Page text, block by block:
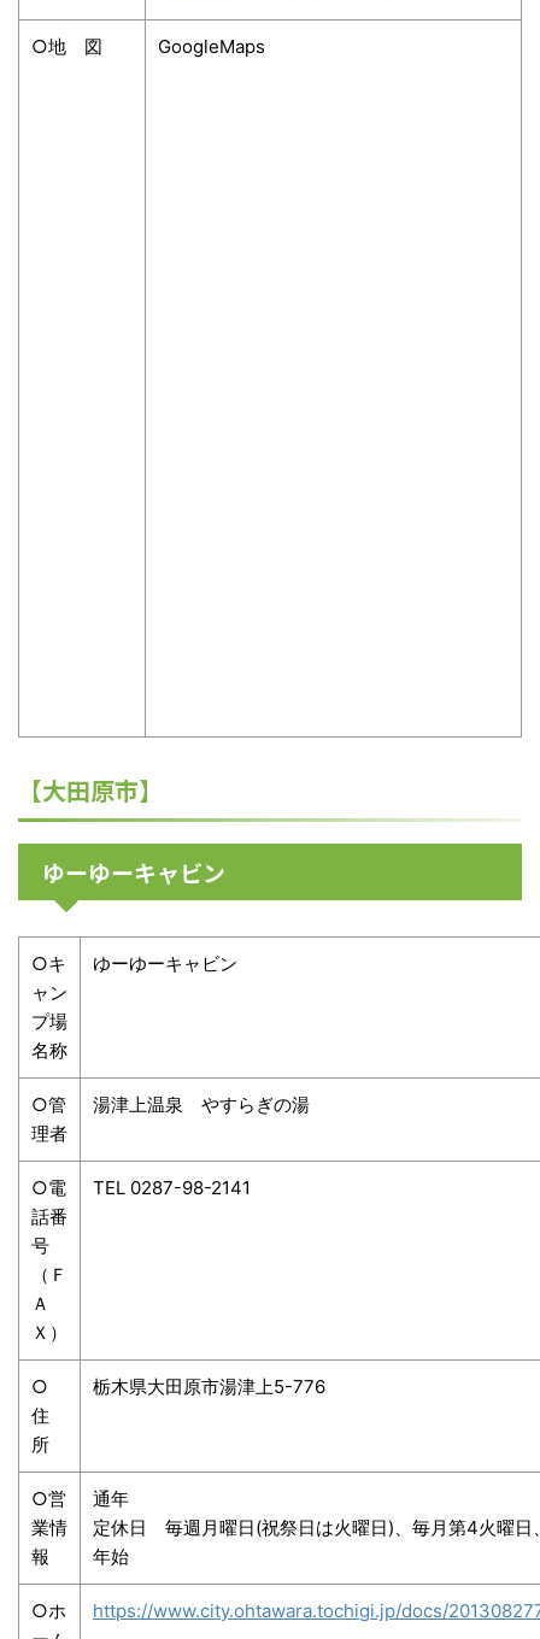
○地 図 GoogleMaps
【大田原市】
ゆーゆーキャビン
○キ
ャン
プ場
名称
ゆーゆーキャビン
○管
理者
湯津上温泉 やすらぎの湯
○電
話番
号
（Ｆ
Ａ
Ｘ）
TEL 0287-98-2141
○
住
所
栃木県大田原市湯津上5-776
○営
業情
報
通年
定休日 毎週月曜日(祝祭日は火曜日)、毎月第4火曜日
年始
○ホ
https://www.city.ohtawara.tochigi.jp/docs/